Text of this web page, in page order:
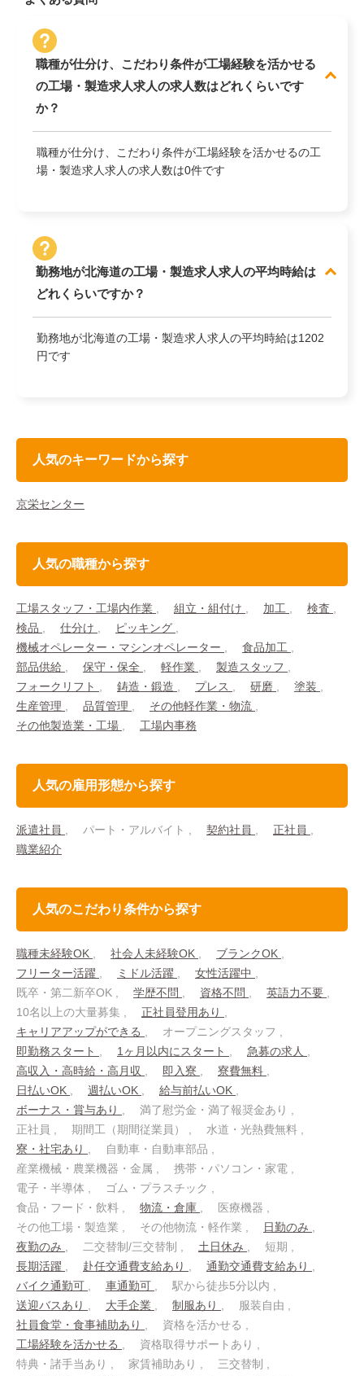
職種が仕分け、こだわり条件が工場経験を活かせる
の工場・製造求人求人の求人数はどれくらいです
か？
職種が仕分け、こだわり条件が工場経験を活かせるの工
場・製造求人求人の求人数は0件です
勤務地が北海道の工場・製造求人求人の平均時給は
どれくらいですか？
勤務地が北海道の工場・製造求人求人の平均時給は1202
円です
人気のキーワードから探す
京栄センター
人気の職種から探す
工場スタッフ・工場内作業 組立・組付け 加工
検査
検品
仕分け
ピッキング
機械オペレーター・マシンオペレーター
食品加工
部品供給
保守・保全 軽作業
製造スタッフ
フォークリフト
鋳造・鍛造 プレス 研磨
塗装
生産管理
品質管理
その他軽作業・物流
その他製造業・工場
工場内事務
人気の雇用形態から探す
派遣社員 パート・アルバイト 契約社員
正社員
職業紹介
人気のこだわり条件から探す
職種未経験OK 社会人未経験OK
ブランクOK
フリーター活躍
ミドル活躍
女性活躍中
既卒・第二新卒OK
学歴不問 資格不問
英語力不要
10名以上の大量募集
正社員登用あり
キャリアアップができる
オープニングスタッフ
即勤務スタート
1ヶ月以内にスタート
急募の求人
高収入・高時給・高月収
即入寮
寮費無料
日払いOK
週払いOK
給与前払いOK
ボーナス・賞与あり
満了慰労金・満了報奨金あり
正社員
期間工（期間従業員）
水道・光熱費無料
寮・社宅あり
自動車・自動車部品
産業機械・農業機器・金属
携帯・パソコン・家電
電子・半導体
ゴム・プラスチック
食品・フード・飲料
物流・倉庫
医療機器
その他工場・製造業
その他物流・軽作業
日勤のみ
夜勤のみ
二交替制/三交替制 土日休み
短期
長期活躍
赴任交通費支給あり
通勤交通費支給あり
バイク通勤可
車通勤可
駅から徒歩5分以内
送迎バスあり
大手企業 制服あり
服装自由
社員食堂・食事補助あり
資格を活かせる
工場経験を活かせる
資格取得サポートあり
特典・諸手当あり
家賃補助あり
三交替制